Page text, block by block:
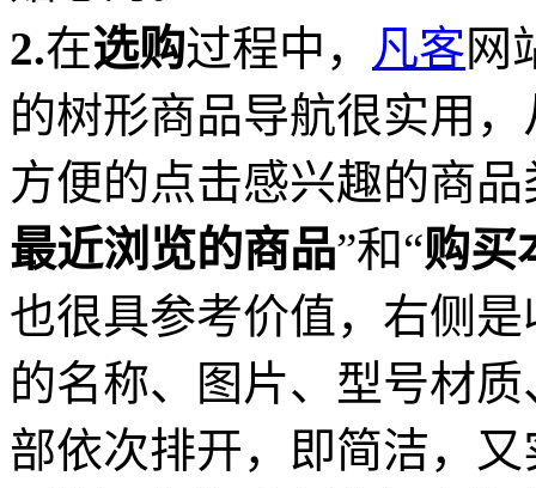
2.在选购过程中， 凡客网
的树形商品导航很实用
方便的点击感兴趣的商
最近浏览的商品”和“购买
也很具参考价值，右侧
的名称、图片、型号材
部依次排开，即简洁，又